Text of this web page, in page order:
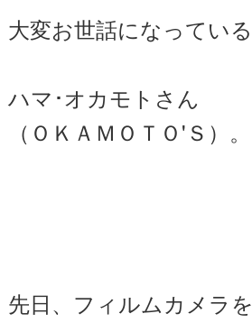
大変お世話になっている
ハマ･オカモトさん
（ＯＫＡＭＯＴＯ'Ｓ）。
先日、フィルムカメラを